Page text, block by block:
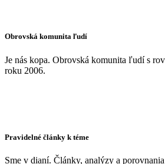
Obrovská komunita ľudí
Je nás kopa. Obrovská komunita ľudí s
roku 2006.
Pravidelné články k téme
Sme v dianí. Články, analýzy a